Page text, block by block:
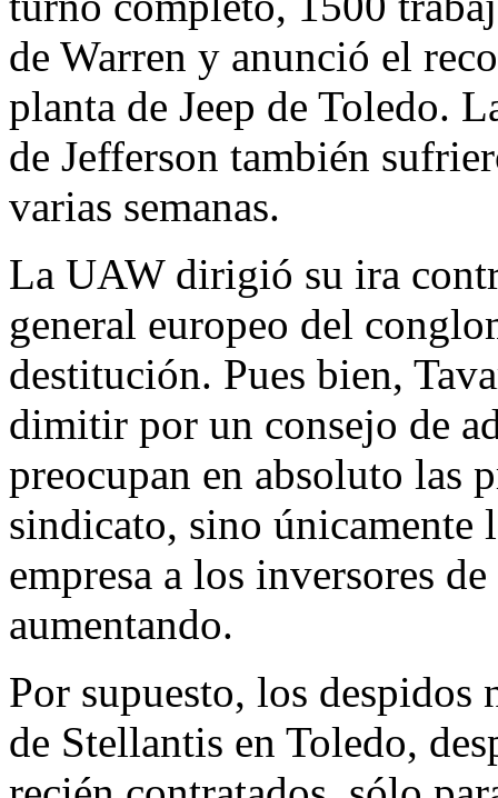
de Warren y anunció el
planta de Jeep de Toledo.
de Jefferson también
varias semanas.
La UAW dirigió su ira
general europeo del
destitución. Pues bien,
dimitir por un consejo de
preocupan en absoluto las
sindicato, sino únicamente
empresa a los inversores
aumentando.
Por supuesto, los despidos
de Stellantis en Toledo,